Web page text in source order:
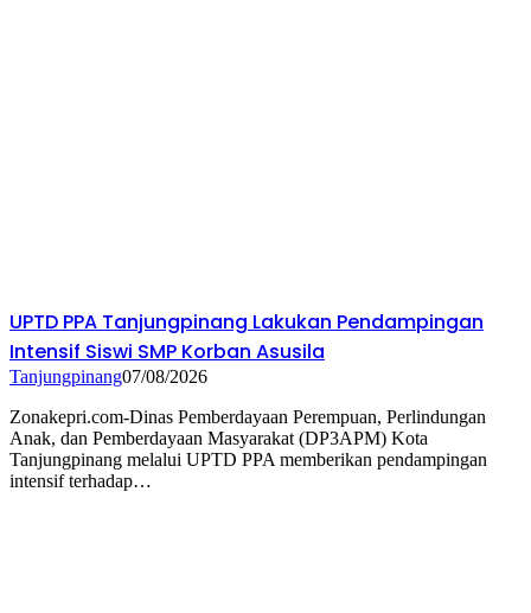
UPTD PPA Tanjungpinang Lakukan Pendampingan
Intensif Siswi SMP Korban Asusila
Tanjungpinang07/08/2026
Zonakepri.com-Dinas Pemberdayaan Perempuan, Perlindungan
Anak, dan Pemberdayaan Masyarakat (DP3APM) Kota
Tanjungpinang melalui UPTD PPA memberikan pendampingan
intensif terhadap…